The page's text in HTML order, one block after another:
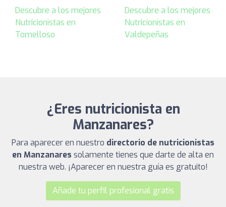
Descubre a los mejores
Nutricionistas en
Tomelloso
Descubre a los mejores
Nutricionistas en
Valdepeñas
¿Eres nutricionista en
Manzanares?
Para aparecer en nuestro directorio de nutricionistas
en Manzanares solamente tienes que darte de alta en
nuestra web. ¡Aparecer en nuestra guía es gratuito!
Añade tu perfil profesional gratis